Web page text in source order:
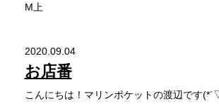
M上
2020.09.04
お店番
こんにちは！マリンポケットの渡辺です